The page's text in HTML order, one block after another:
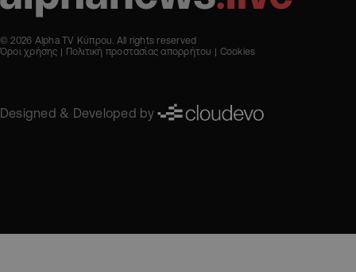
© 2026 Alpha TV Κύπρου. All rights reserved
Όροι χρήσης
Πολιτική προστασίας απορρήτου Cookies
Designed & Developed by